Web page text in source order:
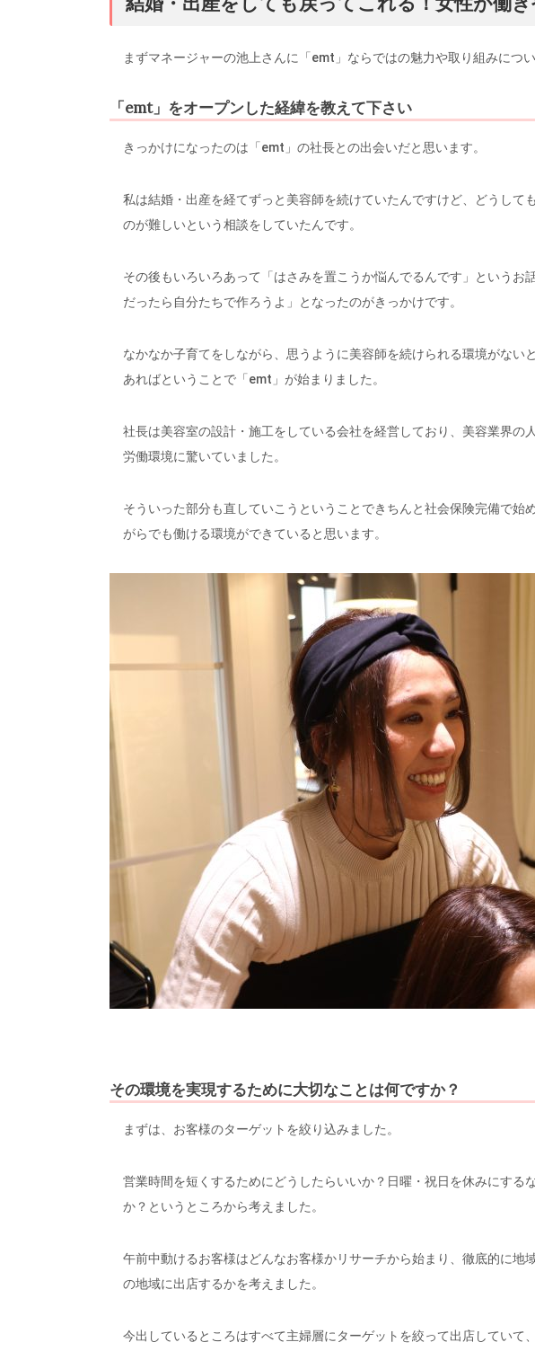
まずマネージャーの池上さんに「emt」ならではの魅力や取り組みについ
「emt」をオープンした経緯を教えて下さい
きっかけになったのは「emt」の社長との出会いだと思います。
私は結婚・出産を経てずっと美容師を続けていたんですけど、どうして
のが難しいという相談をしていたんです。
その後もいろいろあって「はさみを置こうか悩んでるんです」というお
だったら自分たちで作ろうよ」となったのがきっかけです。
なかなか子育てをしながら、思うように美容師を続けられる環境がない
あればということで「emt」が始まりました。
社長は美容室の設計・施工をしている会社を経営しており、美容業界の
労働環境に驚いていました。
そういった部分も直していこうということできちんと社会保険完備で始
がらでも働ける環境ができていると思います。
その環境を実現するために大切なことは何ですか？
まずは、お客様のターゲットを絞り込みました。
営業時間を短くするためにどうしたらいいか？日曜・祝日を休みにする
か？というところから考えました。
午前中動けるお客様はどんなお客様かリサーチから始まり、徹底的に地
の地域に出店するかを考えました。
今出しているところはすべて主婦層にターゲットを絞って出店していて